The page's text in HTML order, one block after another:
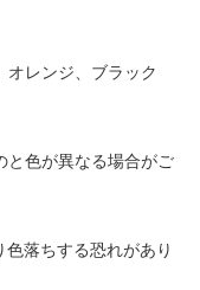
オレンジ、ブラック
と色が異なる場合がご
落ちする恐れがあり